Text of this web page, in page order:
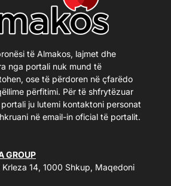
të Almakos, lajmet dhe
nga portali nuk mund të
ose të përdoren në çfarëdo
përfitimi. Për të shfrytëzuar
ju lutemi kontaktoni personat
në email-in oficial të portalit.
GROUP
Krleza 14, 1000 Shkup, Maqedoni